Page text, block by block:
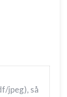
jpeg), så